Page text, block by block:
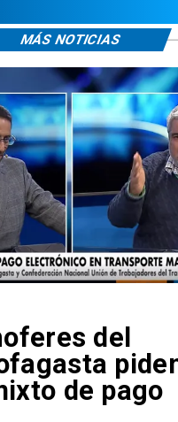
del
de pago
MÁS NOTICIAS